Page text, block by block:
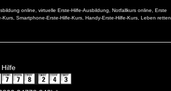
online, virtuelle Erste-Hilfe-Ausbildung, Notfallkurs online, Erste
Smartphone-Erste-Hilfe-Kurs, Handy-Erste-Hilfe-Kurs, Leben retten